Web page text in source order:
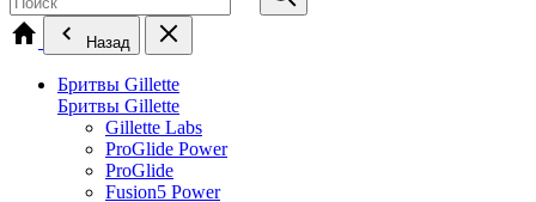
Назад
Бритвы Gillette
Бритвы Gillette
Gillette Labs
ProGlide Power
ProGlide
Fusion5 Power